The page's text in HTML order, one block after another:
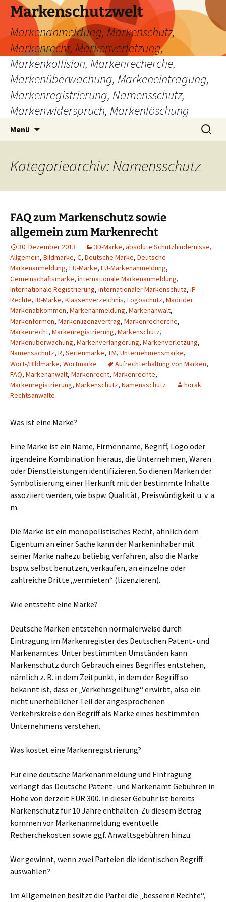
Zum
Inhalt
springen
Markenschutzwelt
Markenanmeldung, Markenschutz,
Markenrecht, Markenverletzung,
Markenkollision, Markenrecherche,
Markenüberwachung, Markeneintragung,
Markenregistrierung, Namensschutz,
Markenwiderspruch, Markenlöschung
Menü
Suchen
nach:
Kategoriearchiv: Namensschutz
FAQ zum Markenschutz sowie
allgemein zum Markenrecht
30. Dezember 2013 3D-Marke, absolute Schutzhindernisse,
Allgemein, Bildmarke, C, Deutsche Marke, Deutsche
Markenanmeldung, EU-Marke, EU-Markenanmeldung,
Gemeinschaftsmarke, internationale Markenanmeldung,
Internationale Registrierung, internationaler Markenschutz, IP-
Rechte, IR-Marke, Klassenverzeichnis, Logoschutz, Madrider
Markenabkommen, Markenanmeldung, Markenanwalt,
Markenformen, Markenlizenzvertrag, Markenrecherche,
Markenrecht, Markenregistrierung, Markenschutz,
Markenüberwachung, Markenverlängerung, Markenverletzung,
Namensschutz, R, Serienmarke, TM, Unternehmensmarke,
Wort-/Bildmarke, Wortmarke Aufrechterhaltung von Marken,
FAQ, Markenanwalt, Markenrecht, Markenrechte,
Markenregistrierung, Markenschutz, Namensschutz
horak
Rechtsanwälte
Was ist eine Marke?
Eine Marke ist ein Name, Firmenname, Begriff, Logo oder
irgendeine Kombination hieraus, die Unternehmen, Waren
oder Dienstleistungen identifizieren. So dienen Marken der
Symbolisierung einer Herkunft mit der bestimmte Inhalte
assoziiert werden, wie bspw. Qualität, Preiswürdigkeit u. v. a.
m.
Die Marke ist ein monopolistisches Recht, ähnlich dem
Eigentum an einer Sache kann der Markeninhaber mit
seiner Marke nahezu beliebig verfahren, also die Marke
bspw. selbst benutzen, verkaufen, an einzelne oder
zahlreiche Dritte „vermieten“ (lizenzieren).
Wie entsteht eine Marke?
Deutsche Marken entstehen normalerweise durch
Eintragung im Markenregister des Deutschen Patent- und
Markenamtes. Unter bestimmten Umständen kann
Markenschutz durch Gebrauch eines Begriffes entstehen,
nämlich z. B. in dem Zeitpunkt, in dem der Begriff so
bekannt ist, dass er „Verkehrsgeltung“ erwirbt, also ein
nicht unerheblicher Teil der angesprochenen
Verkehrskreise den Begriff als Marke eines bestimmten
Unternehmens verstehen.
Was kostet eine Markenregistrierung?
Für eine deutsche Markenanmeldung und Eintragung
verlangt das Deutsche Patent- und Markenamt Gebühren in
Höhe von derzeit EUR 300. In dieser Gebühr ist bereits
Markenschutz für 10 Jahre enthalten. Zu diesem Betrag
kommen vor Markenanmeldung eventuelle
Recherchekosten sowie ggf. Anwaltsgebühren hinzu.
Wer gewinnt, wenn zwei Parteien die identischen Begriff
auswählen?
Im Allgemeinen besitzt die Partei die „besseren Rechte“,